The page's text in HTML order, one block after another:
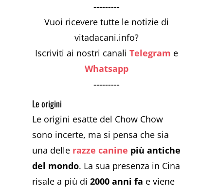
---------
Vuoi ricevere tutte le notizie di
vitadacani.info?
Iscriviti ai nostri canaliTelegram e
Whatsapp
---------
Le origini
Le origini esatte del Chow Chow
sono incerte, ma si pensa che sia
una delle razze canine più antiche
del mondo. La sua presenza in Cina
risale a più di2000 anni fa e viene